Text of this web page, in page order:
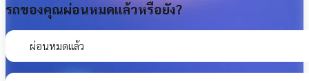
รถของคุณผ่อนหมดแล้วหรือยัง?
ผ่อนหมดแล้ว